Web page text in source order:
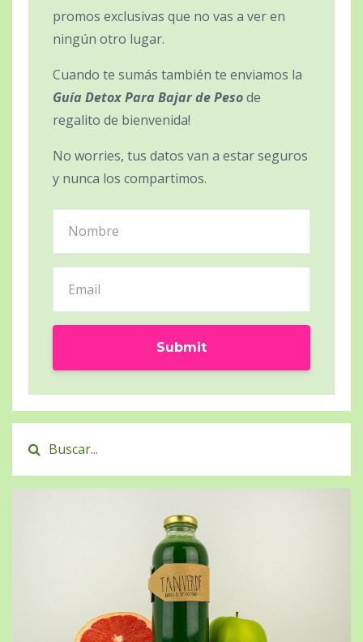
promos exclusivas que no vas a ver en
ningún otro lugar.
Cuando te sumás también te enviamos la
Guía Detox Para Bajar de Pesode
regalito de bienvenida!
No worries, tus datos van a estar seguros
y nunca los compartimos.
Submit